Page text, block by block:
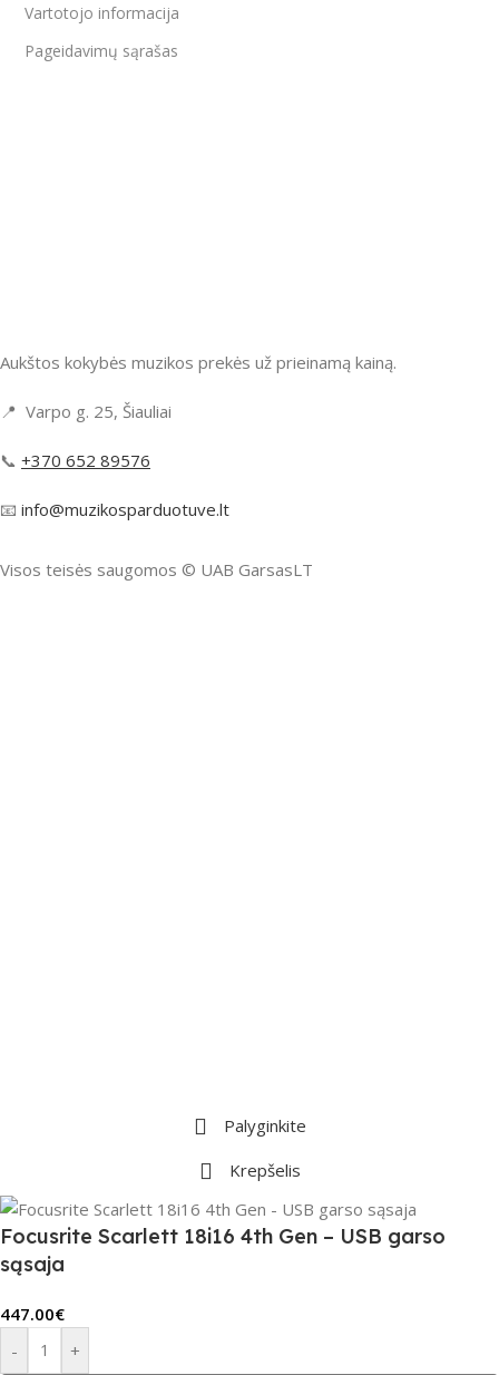
Vartotojo informacija
Pageidavimų sąrašas
Aukštos kokybės muzikos prekės už prieinamą kainą.
📍 Varpo g. 25, Šiauliai
📞 +370 652 89576
📧 info@muzikosparduotuve.lt
Visos teisės saugomos ©️ UAB GarsasLT
Palyginkite
Krepšelis
Focusrite Scarlett 18i16 4th Gen – USB garso
sąsaja
447.00€
-
+